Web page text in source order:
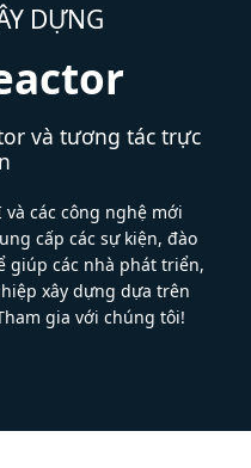
DỰNG
và tương tác trực
các công nghệ mới
cấp các sự kiện, đào
giúp các nhà phát triển,
xây dựng dựa trên
gia với chúng tôi!